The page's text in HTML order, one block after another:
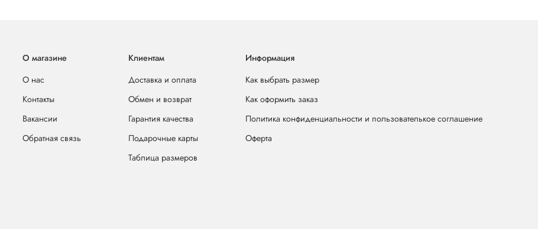
О магазине
О нас
Контакты
Вакансии
Обратная связь
Клиентам
Доставка и оплата
Обмен и возврат
Гарантия качества
Подарочные карты
Таблица размеров
Информация
Как выбрать размер
Как оформить заказ
Политика конфиденциальности и пользователькое соглашение
Оферта